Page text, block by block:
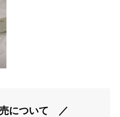
について ／